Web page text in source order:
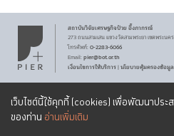
เว็บไซต์นี้ใช้คุกกี้ (cookies) เพื่อพัฒนาประ
ของท่าน อ่านเพิ่มเติม
สถาบันวิจัยเศรษฐกิจป๋วย อึ๊งภากรณ์
273 ถนนสามเสนแขวงวัดสามพระยาเขตพระนคร
โทรศัพท์: 0-2283-6066
Email: pier@bot.or.th
เงื่อนไขการให้บริการ|นโยบายคุ้มครองข้อมู
เอกสารเผยแพร่ทุกชิ้นสงวนสิทธิ์ภายใต้สัญญาอนุญาตCreative
Attribution-NonCommercial-ShareAlike 3.0 Unported license